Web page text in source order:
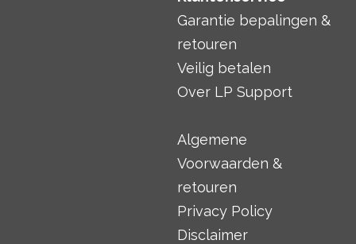
Garantie bepalingen &
retouren
Veilig betalen
Over LP Support
Algemene
Voorwaarden &
retouren
Privacy Policy
Disclaimer